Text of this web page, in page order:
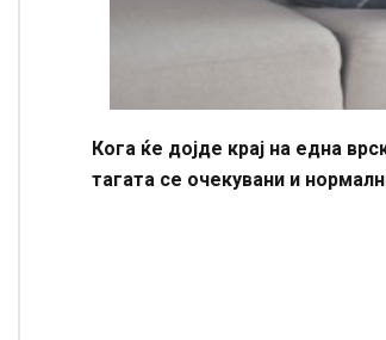
Кога ќе дојде крај на една
тагата се очекувани и